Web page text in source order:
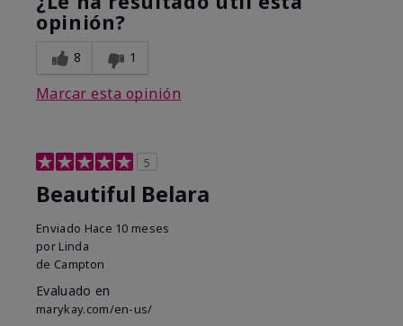
opinión?
8 1
Marcar esta opinión
5
Beautiful Belara
Enviado Hace 10 meses
por Linda
de Campton
Evaluado en
marykay.com/en-us/